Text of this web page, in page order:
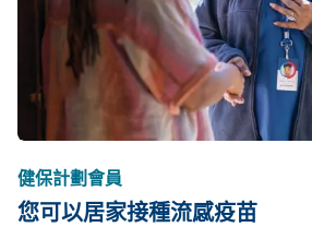
健保計劃會員
您可以居家接種流感疫苗